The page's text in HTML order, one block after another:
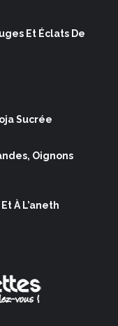
Et Éclats De
Sucrée
Oignons
À L’aneth